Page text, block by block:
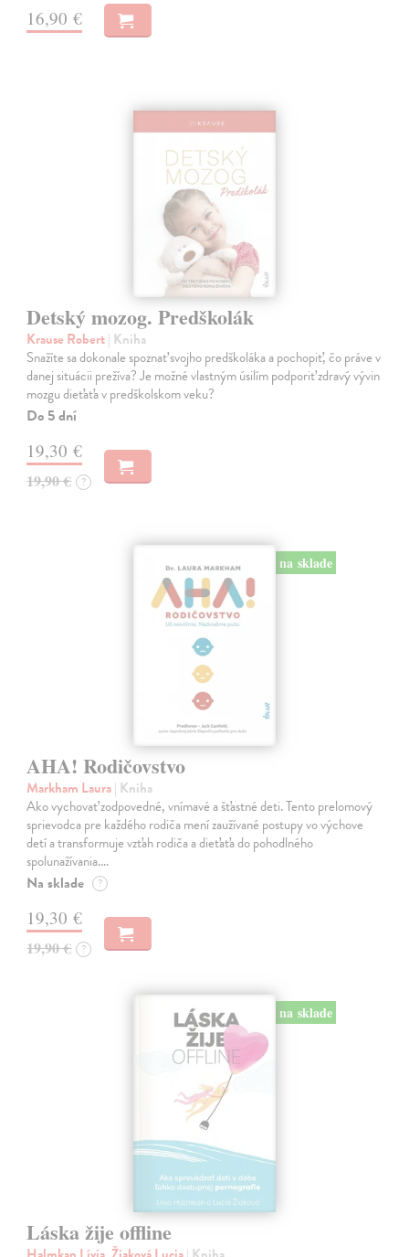
16,90 €
Detský mozog. Predškolák
Krause Robert| Kniha
Snažíte sa dokonale spoznať svojho predškoláka a pochopiť, čo práve v
danej situácii prežíva? Je možné vlastným úsilím podporiť zdravý vývin
mozgu dieťaťa v predškolskom veku?
Do 5 dní
19,30 €
19,90 € ?
na sklade
AHA! Rodičovstvo
Markham Laura| Kniha
Ako vychovať zodpovedné, vnímavé a šťastné deti. Tento prelomový
sprievodca pre každého rodiča mení zaužívané postupy vo výchove
detí a transformuje vzťah rodiča a dieťaťa do pohodlného
spolunažívania.…
Na sklade ?
19,30 €
19,90 € ?
na sklade
Láska žije offline